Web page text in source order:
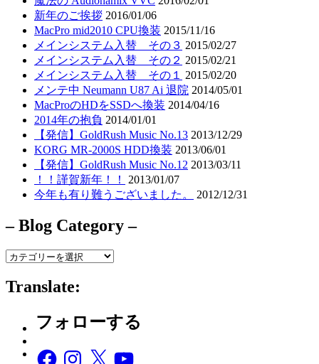
新年のご挨拶 2016/01/06
MacPro mid2010 CPU換装 2015/11/16
メインシステム入替 その３ 2015/02/27
メインシステム入替 その２ 2015/02/21
メインシステム入替 その１
2015/02/20
メンテ中 Neumann U87 Ai 退院 2014/05/01
MacProのHDをSSDへ換装 2014/04/16
2014年の抱負 2014/01/01
【発信】GoldRush Music No.13 2013/12/29
KORG MR-2000S HDD換装 2013/06/01
【発信】GoldRush Music No.12 2013/03/11
！！謹賀新年！！
2013/01/07
今年も有り難うございました。
2012/12/31
– Blog Category –
–
Category
–
Translate:
フォローする
FacebookInstagram
X YouTube